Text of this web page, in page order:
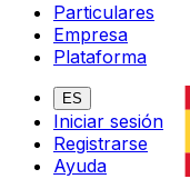
Particulares
Empresa
Plataforma
ES
Iniciar sesión
Registrarse
Ayuda